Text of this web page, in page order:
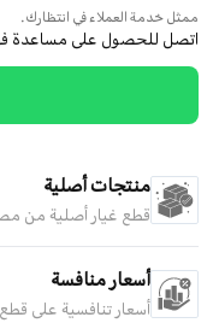
ممثل خدمة العملاء في انتظارك.
اتصل للحصول على مساعدة
منتجات أصلية
قطع غيار أصلية من
أسعار منافسة
أسعار تنافسية على قطع